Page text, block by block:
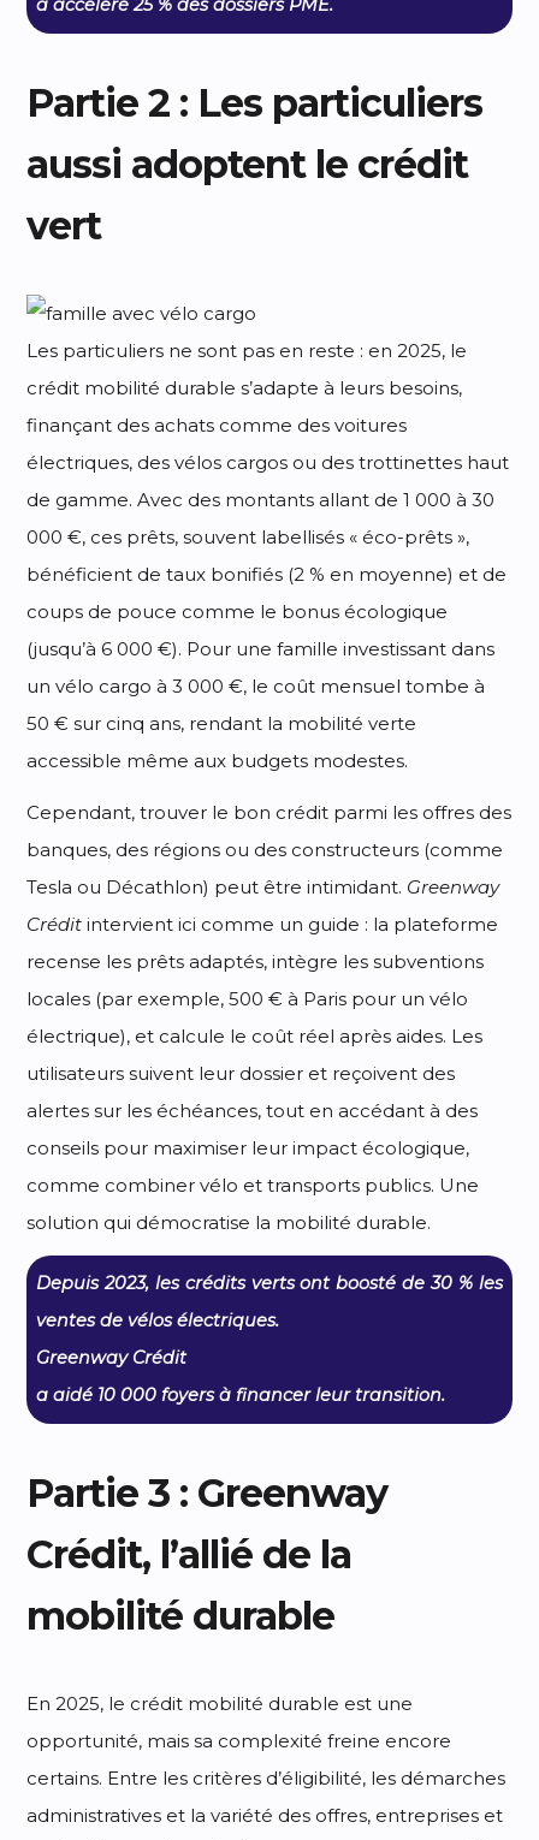
Partie 2 : Les particuliers
aussi adoptent le crédit
vert
Les particuliers ne sont pas en reste : en 2025, le
crédit mobilité durable s’adapte à leurs besoins,
finançant des achats comme des voitures
électriques, des vélos cargos ou des trottinettes haut
de gamme. Avec des montants allant de 1 000 à 30
000 €, ces prêts, souvent labellisés « éco-prêts »,
bénéficient de taux bonifiés (2 % en moyenne) et de
coups de pouce comme le bonus écologique
(jusqu’à 6 000 €). Pour une famille investissant dans
un vélo cargo à 3 000 €, le coût mensuel tombe à
50 € sur cinq ans, rendant la mobilité verte
accessible même aux budgets modestes.
Cependant, trouver le bon crédit parmi les offres des
banques, des régions ou des constructeurs (comme
Tesla ou Décathlon) peut être intimidant. Greenway
Crédit intervient ici comme un guide : la plateforme
recense les prêts adaptés, intègre les subventions
locales (par exemple, 500 € à Paris pour un vélo
électrique), et calcule le coût réel après aides. Les
utilisateurs suivent leur dossier et reçoivent des
alertes sur les échéances, tout en accédant à des
conseils pour maximiser leur impact écologique,
comme combiner vélo et transports publics. Une
solution qui démocratise la mobilité durable.
Depuis 2023, les crédits verts ont boosté de 30 % les
ventes de vélos électriques.
Greenway Crédit
a aidé 10 000 foyers à financer leur transition.
Partie 3 : Greenway
Crédit, l’allié de la
mobilité durable
En 2025, le crédit mobilité durable est une
opportunité, mais sa complexité freine encore
certains. Entre les critères d’éligibilité, les démarches
administratives et la variété des offres, entreprises et